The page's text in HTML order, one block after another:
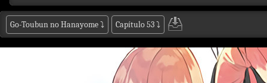
Go-Toubun no Hanayome⤵ Capítulo 53⤵